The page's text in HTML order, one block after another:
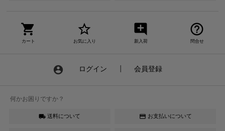
shopping_cart
カート
star_border
お気に入り
add_comment
新入荷
help_outline
問合せ
account_circle ログイン 会員登録
何かお困りですか？
local_shipping 送料について credit_card お支払いについて